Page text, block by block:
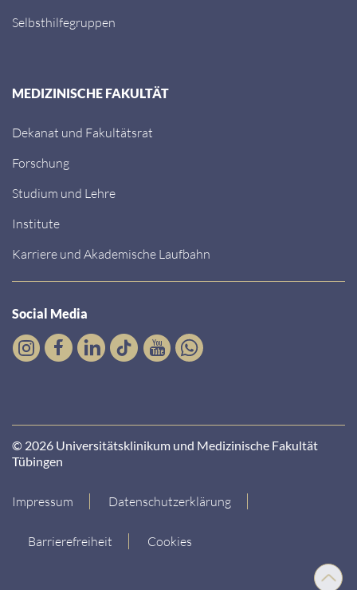
Nach
Selbsthilfegruppen
MEDIZINISCHE FAKULTÄT
Dekanat und Fakultätsrat
Forschung
Studium und Lehre
Institute
Karriere und Akademische Laufbahn
Social Media
© 2026 Universitätsklinikum und Medizinische Fakultät
Tübingen
Impressum Datenschutzerklärung
Barrierefreiheit Cookies